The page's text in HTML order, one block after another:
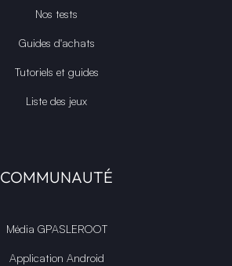
Nos tests
Guides d'achats
Tutoriels et guides
Liste des jeux
COMMUNAUTÉ
Média GPASLEROOT
Application Android